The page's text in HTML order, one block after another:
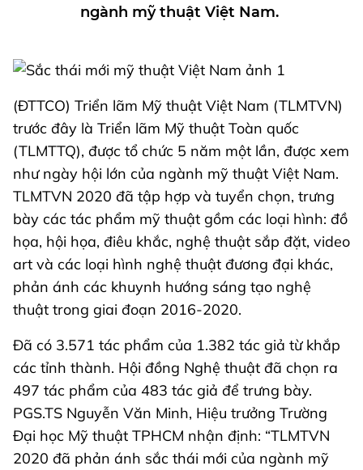
ngành mỹ thuật Việt Nam.
(ĐTTCO) Triển lãm Mỹ thuật Việt Nam (TLMTVN)
trước đây là Triển lãm Mỹ thuật Toàn quốc
(TLMTTQ), được tổ chức 5 năm một lần, được xem
như ngày hội lớn của ngành mỹ thuật Việt Nam.
TLMTVN 2020 đã tập hợp và tuyển chọn, trưng
bày các tác phẩm mỹ thuật gồm các loại hình: đồ
họa, hội họa, điêu khắc, nghệ thuật sắp đặt, video
art và các loại hình nghệ thuật đương đại khác,
phản ánh các khuynh hướng sáng tạo nghệ
thuật trong giai đoạn 2016-2020.
Đã có 3.571 tác phẩm của 1.382 tác giả từ khắp
các tỉnh thành. Hội đồng Nghệ thuật đã chọn ra
497 tác phẩm của 483 tác giả để trưng bày.
PGS.TS Nguyễn Văn Minh, Hiệu trưởng Trường
Đại học Mỹ thuật TPHCM nhận định: “TLMTVN
2020 đã phản ánh sắc thái mới của ngành mỹ